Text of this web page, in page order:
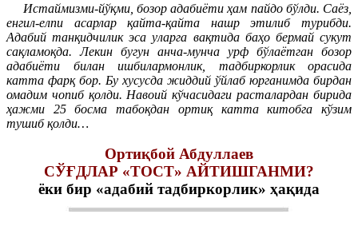
Истаймизми-йўқми, бозор адабиёти ҳам пайдо бўлди. Саёз,
енгил-елпи асарлар қайта-қайта нашр этилиб турибди.
Адабий танқидчилик эса уларга вақтида баҳо бермай сукут
сақламоқда. Лекин бугун анча-мунча урф бўлаётган бозор
адабиёти билан ишбилармонлик, тадбиркорлик орасида
катта фарқ бор. Бу хусусда жиддий ўйлаб юрганимда бирдан
омадим чопиб қолди. Навоий кўчасидаги расталардан бирида
ҳажми 25 босма табоқдан ортиқ катта китобга кўзим
тушиб қолди…
Ортиқбой Абдуллаев
СЎҒДЛАР «ТОСТ» АЙТИШГАНМИ?
ёки бир «адабий тадбиркорлик» ҳақида